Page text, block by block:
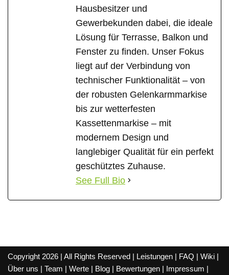
Hausbesitzer und
Gewerbekunden dabei, die ideale
Lösung für Terrasse, Balkon und
Fenster zu finden. Unser Fokus
liegt auf der Verbindung von
technischer Funktionalität – von
der robusten Gelenkarmmarkise
bis zur wetterfesten
Kassettenmarkise – mit
modernem Design und
langlebiger Qualität für ein perfekt
geschütztes Zuhause.
See Full Bio
Copyright 2026 | All Rights Reserved | Leistungen | FAQ | Wiki |
Über uns | Team | Werte | Blog | Bewertungen | Impressum |